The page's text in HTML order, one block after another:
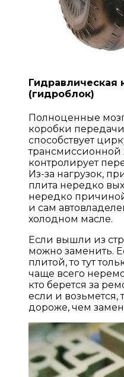
Гидравлическая
(гидроблок)
Полноценные
коробки
способствует
трансмиссионной
контролирует
Из-за нагрузок,
плита нередко
нередко
и сам
холодном масле.
Если вышли из
можно заменить.
плитой, то тут
чаще всего
кто берется за
если и возьмется,
дороже, чем